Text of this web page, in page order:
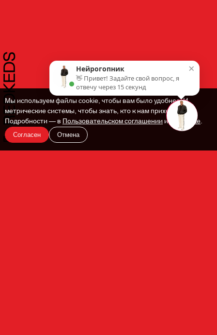
En
Мы используем файлы cookie, чтобы вам было удобнее. И
метрические системы, чтобы знать, кто к нам приходит.
Подробности — вПользовательском соглашениии Политике.
Согласен Отмена
×
Нейрогопник
👋 Привет! Задайте свой вопрос, я
отвечу через 15 секунд